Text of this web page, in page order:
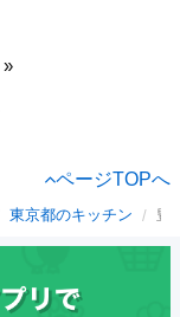
ページTOPへ
東京都のキッチン 豊